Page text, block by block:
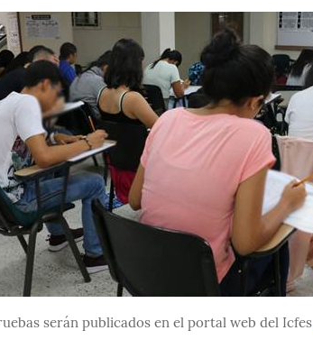
serán publicados en el portal web del Icfes